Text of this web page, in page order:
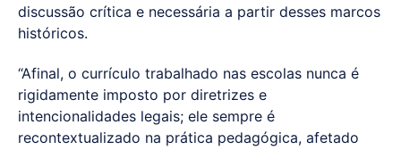
discussão crítica e necessária a partir desses marcos
históricos.
“Afinal, o currículo trabalhado nas escolas nunca é
rigidamente imposto por diretrizes e
intencionalidades legais; ele sempre é
recontextualizado na prática pedagógica, afetado